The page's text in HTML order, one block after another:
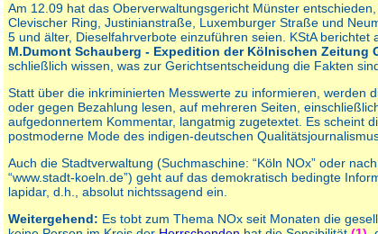
Am 12.09 hat das Oberverwaltungsgericht Münster
Clevischer Ring, Justinianstraße, Luxemburger Straße und
5 und älter, Dieselfahrverbote einzuführen seien. KStA berichtet
M.Dumont Schauberg - Expedition der Kölnischen Zeitung
schließlich wissen, was zur Gerichtsentscheidung die Fakten
Statt über die inkriminierten Messwerte zu informieren, werden
oder gegen Bezahlung lesen, auf mehreren Seiten,
aufgedonnertem Kommentar, langatmig zugetextet. Es scheint
postmoderne Mode des indigen-deutschen
Auch die Stadtverwaltung (Suchmaschine: “Köln NOx” oder
“www.stadt-koeln.de”) geht auf das demokratisch bedingte
lapidar, d.h., absolut nichtssagend ein.
Weitergehend: Es tobt zum Thema NOx seit Monaten die